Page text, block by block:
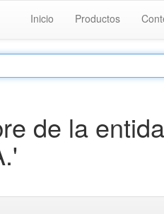
Inicio Productos
de la